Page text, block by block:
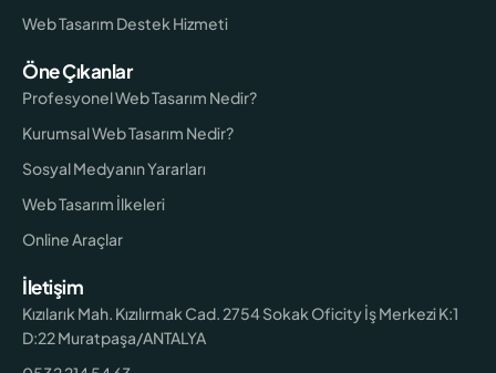
Web Tasarım Destek Hizmeti
Öne Çıkanlar
Profesyonel Web Tasarım Nedir?
Kurumsal Web Tasarım Nedir?
Sosyal Medyanın Yararları
Web Tasarım İlkeleri
Online Araçlar
İletişim
Kızılarık Mah. Kızılırmak Cad. 2754 Sokak Oficity İş Merkezi K:1
D:22 Muratpaşa/ANTALYA